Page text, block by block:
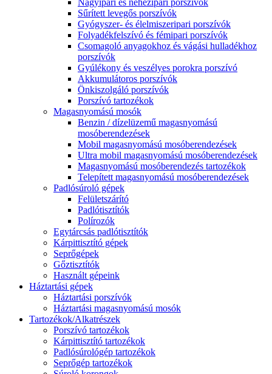
Nagyipari és nehézipari porszívók
Sűrített levegős porszívók
Gyógyszer- és élelmiszeripari porszívók
Folyadékfelszívó és fémipari porszívók
Csomagoló anyagokhoz és vágási hulladékhoz
porszívók
Gyúlékony és veszélyes porokra porszívó
Akkumulátoros porszívók
Önkiszolgáló porszívók
Porszívó tartozékok
Magasnyomású mosók
Benzin / dízelüzemű magasnyomású
mosóberendezések
Mobil magasnyomású mosóberendezések
Ultra mobil magasnyomású mosóberendezések
Magasnyomású mosóberendezés tartozékok
Telepített magasnyomású mosóberendezések
Padlósúroló gépek
Felületszárító
Padlótisztítók
Polírozók
Egytárcsás padlótisztítók
Kárpittisztító gépek
Seprőgépek
Gőztisztítók
Használt gépeink
Háztartási gépek
Háztartási porszívók
Háztartási magasnyomású mosók
Tartozékok/Alkatrészek
Porszívó tartozékok
Kárpittisztító tartozékok
Padlósúrológép tartozékok
Seprőgép tartozékok